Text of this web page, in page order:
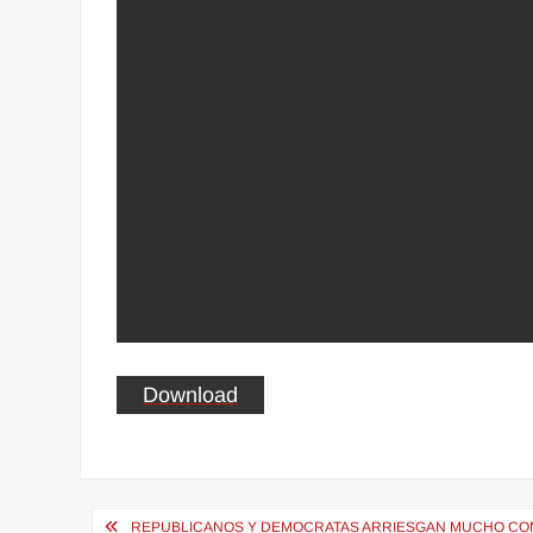
Download
REPUBLICANOS Y DEMOCRATAS ARRIESGAN MUCHO